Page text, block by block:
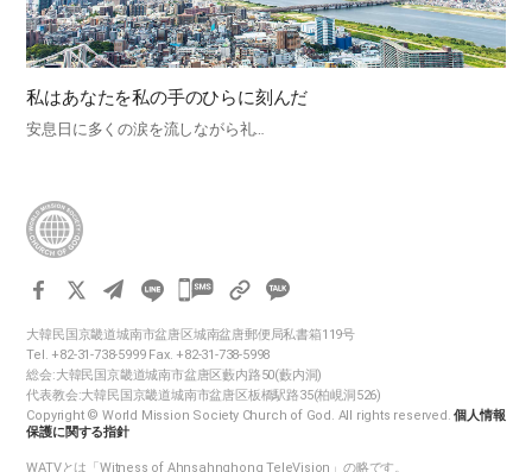
私はあなたを私の手のひらに刻んだ
安息日に多くの涙を流しながら礼…
카
오
톡
공
하
大韓民国京畿道城南市盆唐区城南盆唐郵便局私書箱119号
Tel. +82-31-738-5999 Fax. +82-31-738-5998
総会:大韓民国京畿道城南市盆唐区藪内路50(藪内洞)
代表教会:大韓民国京畿道城南市盆唐区板橋駅路35(柏峴洞526)
Copyright © World Mission Society Church of God. All rights reserved.個人情報
保護に関する指針
WATVとは「Witness of Ahnsahnghong TeleVision」の略です。